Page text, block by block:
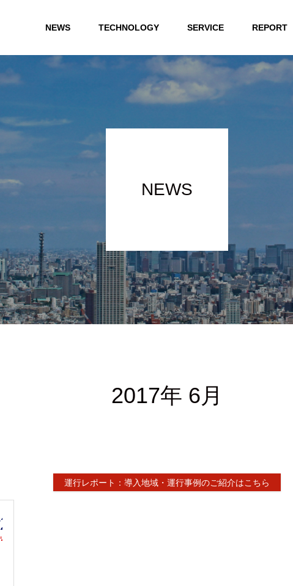
NEWS TECHNOLOGY SERVICE REPORT
NEWS
2017年 6月
運行レポート：導入地域・運行事例のご紹介はこちら